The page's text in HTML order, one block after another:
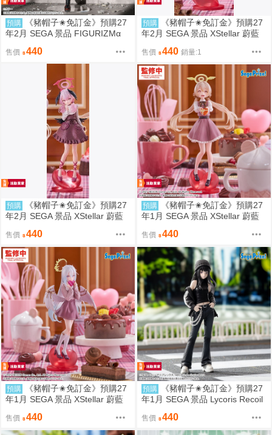
預購
《豬帽子✬免訂金》預購27
年2月 SEGA 景品 FIGURIZMα
（暫稱） 0809
售價 440
預購
《豬帽子✬免訂金》預購27
年2月 SEGA 景品 XStellar 蔚藍
0809
售價 440 銷量:1
預購
《豬帽子✬免訂金》預購27
年2月 SEGA 景品 XStellar 蔚藍
0809
售價 440
預購
《豬帽子✬免訂金》預購27
年1月 SEGA 景品 XStellar 蔚藍
ine 0809
售價 440
預購
《豬帽子✬免訂金》預購27
年1月 SEGA 景品 XStellar 蔚藍
09
售價 440
預購
《豬帽子✬免訂金》預購27
年1月 SEGA 景品 Lycoris Recoil
9
售價 440